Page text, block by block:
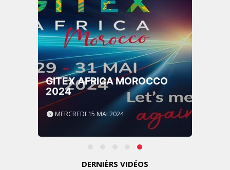
GITEX AFRICA MOROCCO
2024
MERCREDI 15 MAI 2024
DERNIÈRS VIDÉOS